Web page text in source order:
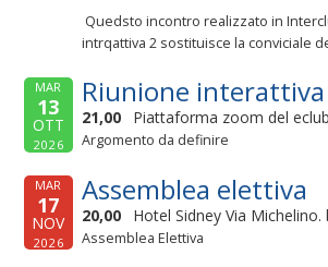
Quedsto incontro realizzato in
intrqattiva 2 sostituisce la conviciale
MAR
13
OTT
2026
Riunione
21,00 Piattaforma zoom del eclub
Argomento da definire
MAR
17
NOV
2026
Assemblea elettiva
20,00 Hotel Sidney Via Michelino.
Assemblea Elettiva